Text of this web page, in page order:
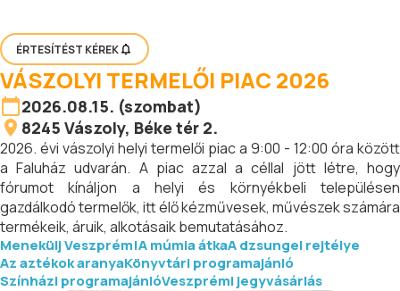
ÉRTESÍTÉST KÉREK
VÁSZOLYI TERMELŐI PIAC 2026
2026.08.15. (szombat)
8245 Vászoly, Béke tér 2.
2026. évi vászolyi helyi termelői piac a 9:00 - 12:00 óra között
a Faluház udvarán. A piac azzal a céllal jött létre, hogy
fórumot kínáljon a helyi és környékbeli településen
gazdálkodó termelők, itt élő kézművesek, művészek számára
termékeik, áruik, alkotásaik bemutatásához.
Menekülj Veszprém!A múmia átkaA dzsungel rejtélye
Az aztékok aranyaKönyvtári programajánló
Színházi programajánlóVeszprémi jegyvásárlás